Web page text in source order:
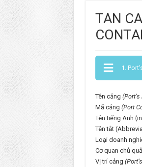
TAN
1.
Tên cảng
Mã cảng (Port
Tên tiếng Anh
Tên tắt
Loại doanh
Cơ quan chủ
Vị trí cảng